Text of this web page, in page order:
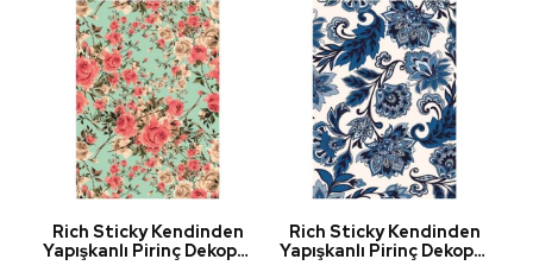
Rich Sticky Kendinden
Yapışkanlı Pirinç Dekopaj
Rich Sticky Kendinden
Yapışkanlı Pirinç Dekopaj